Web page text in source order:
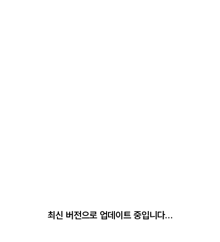
최신 버전으로 업데이트 중입니다…